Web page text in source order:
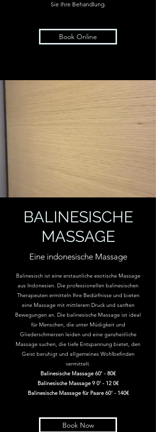
Sie Ihre Behandlung.
Book Online
BALINESISCHE
MASSAGE
Eine indonesische Massage
Balinesisch ist eine erstaunliche exotische Massage
aus Indonesien. Die professionellen balinesischen
Therapeuten ermitteln Ihre Bedürfnisse und bieten
eine Massage mit mittlerem Druck und sanften
Bewegungen an. Die balinesische Massage ist ideal
für Menschen, die unter Müdigkeit und
Gliederschmerzen leiden und eine ganzheitliche
Massage suchen, die tiefe Entspannung bietet, den
Geist beruhigt und allgemeines Wohlbefinden
vermittelt.
Balinesische Massage 60' - 80€
Balinesische Massage 9 0' - 12 0€
Balinesische Massage für Paare 60' - 140€
Book Now